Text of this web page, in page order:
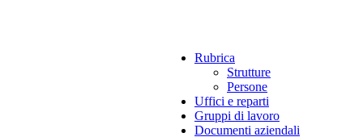
Rubrica
Strutture
Persone
Uffici e reparti
Gruppi di lavoro
Documenti aziendali